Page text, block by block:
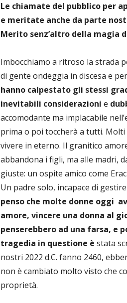
Le chiamate del pubblico per
e meritate anche da parte
Merito senz’altro della magia
Imbocchiamo a ritroso la strada
di gente ondeggia in discesa e
hanno calpestato gli stessi
inevitabili considerazioni e
accomodante ma implacabile
prima o poi toccherà a tutti.
vivere in eterno. Il granitico
abbandona i figli, ma alle madri,
giuste: un ospite amico come
Un padre solo, incapace di
penso che molte donne oggi
amore, vincere una donna al
penserebbero ad una farsa, e
tragedia in questione è stata
nostri 2022 d.C. fanno 2460,
non è cambiato molto visto che
proprietà.